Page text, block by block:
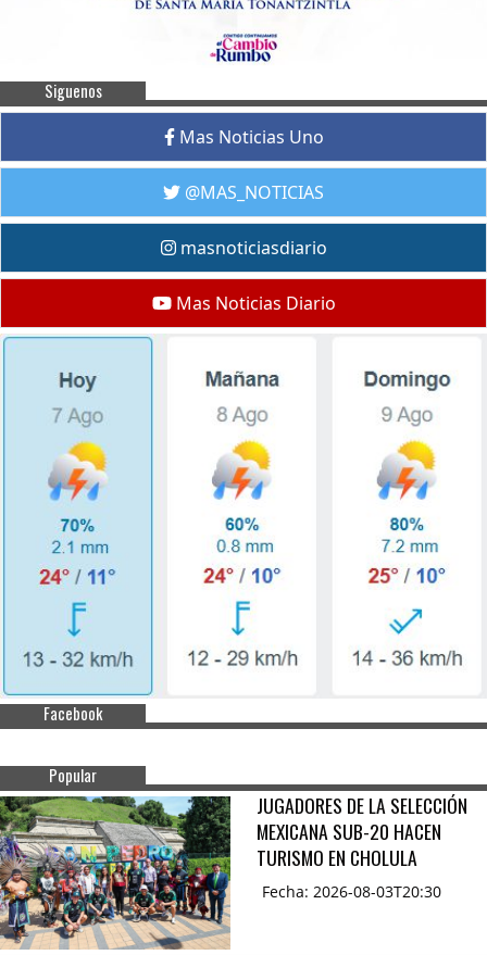
Siguenos
Mas Noticias Uno
@MAS_NOTICIAS
masnoticiasdiario
Mas Noticias Diario
Facebook
Popular
JUGADORES DE LA SELECCIÓN
MEXICANA SUB-20 HACEN
TURISMO EN CHOLULA
Fecha: 2026-08-03T20:30